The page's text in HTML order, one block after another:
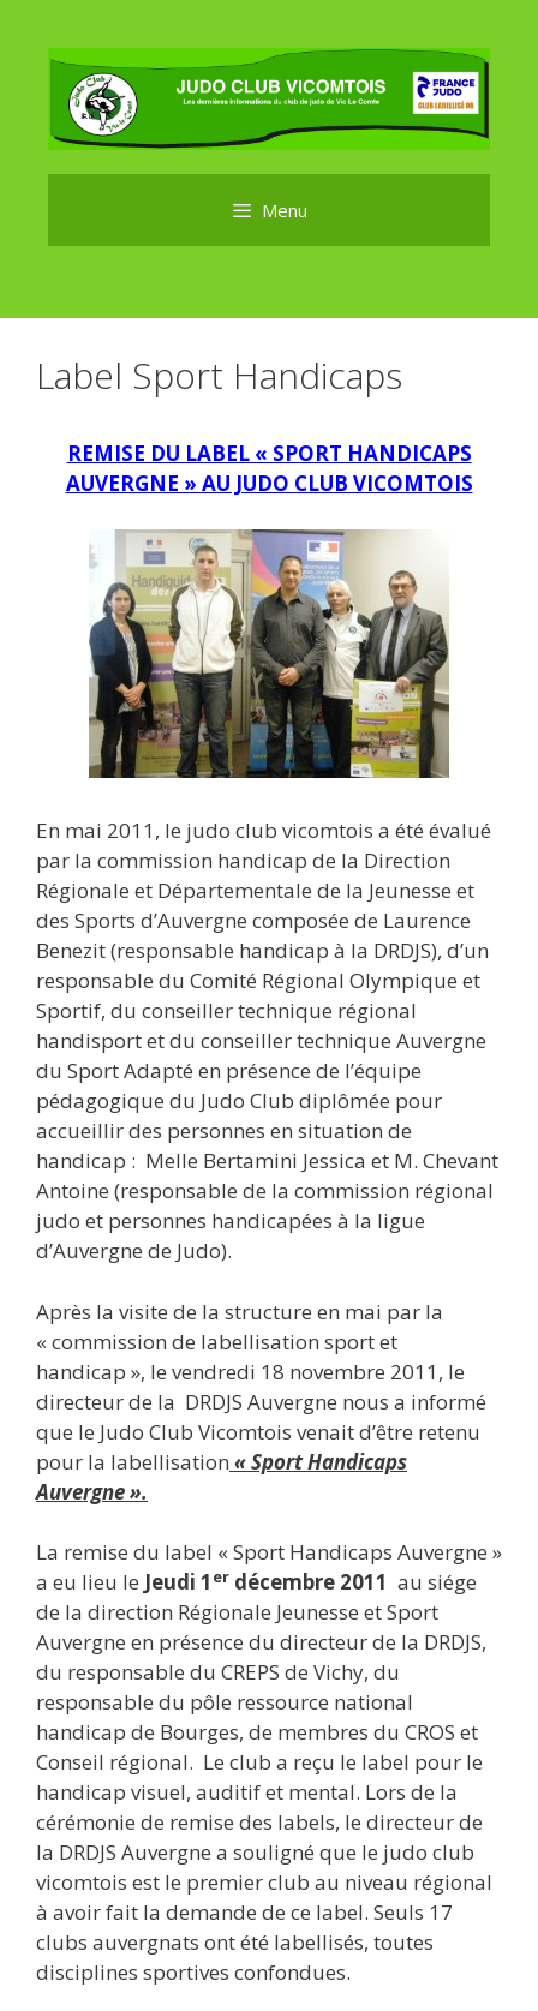
contenu
Menu
Label Sport Handicaps
REMISE DU LABEL « SPORT HANDICAPS
AUVERGNE » AU JUDO CLUB VICOMTOIS
En mai 2011, le judo club vicomtois a été évalué
par la commission handicap de la Direction
Régionale et Départementale de la Jeunesse et
des Sports d’Auvergne composée de Laurence
Benezit (responsable handicap à la DRDJS), d’un
responsable du Comité Régional Olympique et
Sportif, du conseiller technique régional
handisport et du conseiller technique Auvergne
du Sport Adapté en présence de l’équipe
pédagogique du Judo Club diplômée pour
accueillir des personnes en situation de
handicap : Melle Bertamini Jessica et M. Chevant
Antoine (responsable de la commission régional
judo et personnes handicapées à la ligue
d’Auvergne de Judo).
Après la visite de la structure en mai par la
« commission de labellisation sport et
handicap », le vendredi 18 novembre 2011, le
directeur de la DRDJS Auvergne nous a informé
que le Judo Club Vicomtois venait d’être retenu
pour la labellisation « Sport Handicaps
Auvergne ».
La remise du label « Sport Handicaps Auvergne »
a eu lieu le Jeudi 1 er décembre 2011 au siége
de la direction Régionale Jeunesse et Sport
Auvergne en présence du directeur de la DRDJS,
du responsable du CREPS de Vichy, du
responsable du pôle ressource national
handicap de Bourges, de membres du CROS et
Conseil régional. Le club a reçu le label pour le
handicap visuel, auditif et mental. Lors de la
cérémonie de remise des labels, le directeur de
la DRDJS Auvergne a souligné que le judo club
vicomtois est le premier club au niveau régional
à avoir fait la demande de ce label. Seuls 17
clubs auvergnats ont été labellisés, toutes
disciplines sportives confondues.